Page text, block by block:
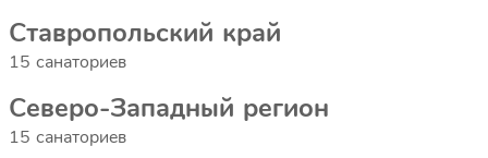
Ставропольский край
15 санаториев
Северо-Западный регион
15 санаториев